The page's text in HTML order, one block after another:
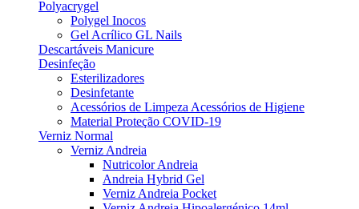
Polyacrygel
Polygel Inocos
Gel Acrílico GL Nails
Descartáveis Manicure
Desinfeção
Esterilizadores
Desinfetante
Acessórios de Limpeza Acessórios de Higiene
Material Proteção COVID-19
Verniz Normal
Verniz Andreia
Nutricolor Andreia
Andreia Hybrid Gel
Verniz Andreia Pocket